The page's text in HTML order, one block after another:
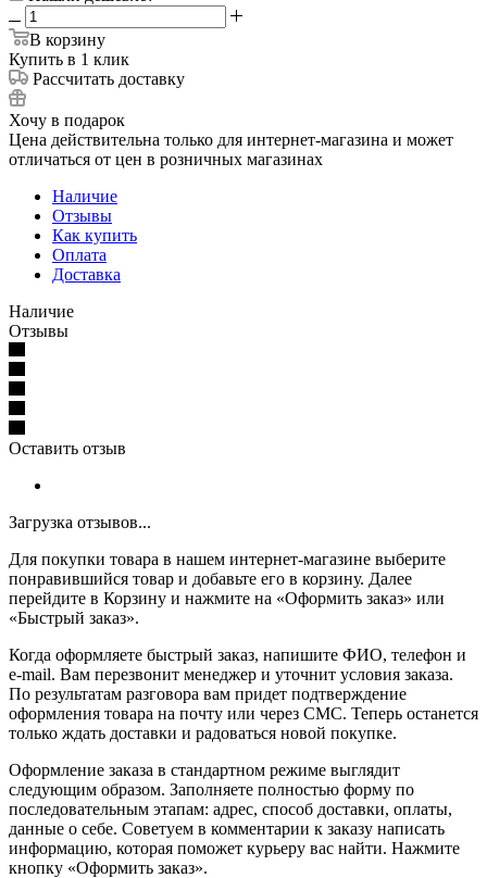
В корзину
Купить в 1 клик
Рассчитать доставку
Хочу в подарок
Цена действительна только для интернет-магазина и может
отличаться от цен в розничных магазинах
Наличие
Отзывы
Как купить
Оплата
Доставка
Наличие
Отзывы
Оставить отзыв
Загрузка отзывов...
Для покупки товара в нашем интернет-магазине выберите
понравившийся товар и добавьте его в корзину. Далее
перейдите в Корзину и нажмите на «Оформить заказ» или
«Быстрый заказ».
Когда оформляете быстрый заказ, напишите ФИО, телефон и
e-mail. Вам перезвонит менеджер и уточнит условия заказа.
По результатам разговора вам придет подтверждение
оформления товара на почту или через СМС. Теперь останется
только ждать доставки и радоваться новой покупке.
Оформление заказа в стандартном режиме выглядит
следующим образом. Заполняете полностью форму по
последовательным этапам: адрес, способ доставки, оплаты,
данные о себе. Советуем в комментарии к заказу написать
информацию, которая поможет курьеру вас найти. Нажмите
кнопку «Оформить заказ».